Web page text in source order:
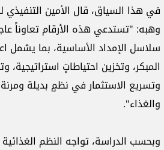
في هذا السياق، قال الأمين التنفيذي
وهبه: "تستدعي هذه الأرقام تعاوناً
سلاسل الإمداد الأساسية، بما يشمل
المبكر، وتخزين احتياطاتٍ استراتيجية،
وتسريع الاستثمار في نظمٍ بديلة
والغذاء".
وبحسب الدراسة، تواجه النظم